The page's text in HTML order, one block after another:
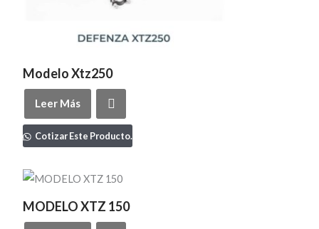
Modelo Xtz250
Leer Más
Cotizar Este Producto.
MODELO XTZ 150